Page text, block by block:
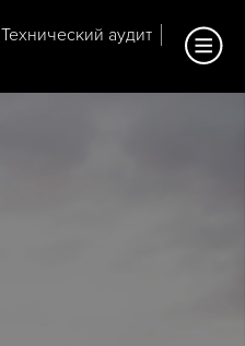
Технический аудит